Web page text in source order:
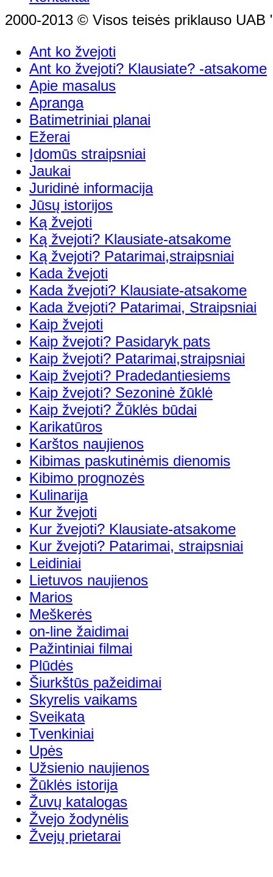
2000-2013 © Visos teisės priklauso UAB
Ant ko žvejoti
Ant ko žvejoti? Klausiate? -atsakome
Apie masalus
Apranga
Batimetriniai planai
Ežerai
Įdomūs straipsniai
Jaukai
Juridinė informacija
Jūsų istorijos
Ką žvejoti
Ką žvejoti? Klausiate-atsakome
Ką žvejoti? Patarimai,straipsniai
Kada žvejoti
Kada žvejoti? Klausiate-atsakome
Kada žvejoti? Patarimai, Straipsniai
Kaip žvejoti
Kaip žvejoti? Pasidaryk pats
Kaip žvejoti? Patarimai,straipsniai
Kaip žvejoti? Pradedantiesiems
Kaip žvejoti? Sezoninė žūklė
Kaip žvejoti? Žūklės būdai
Karikatūros
Karštos naujienos
Kibimas paskutinėmis dienomis
Kibimo prognozės
Kulinarija
Kur žvejoti
Kur žvejoti? Klausiate-atsakome
Kur žvejoti? Patarimai, straipsniai
Leidiniai
Lietuvos naujienos
Marios
Meškerės
on-line žaidimai
Pažintiniai filmai
Plūdės
Šiurkštūs pažeidimai
Skyrelis vaikams
Sveikata
Tvenkiniai
Upės
Užsienio naujienos
Žūklės istorija
Žuvų katalogas
Žvejo žodynėlis
Žvejų prietarai